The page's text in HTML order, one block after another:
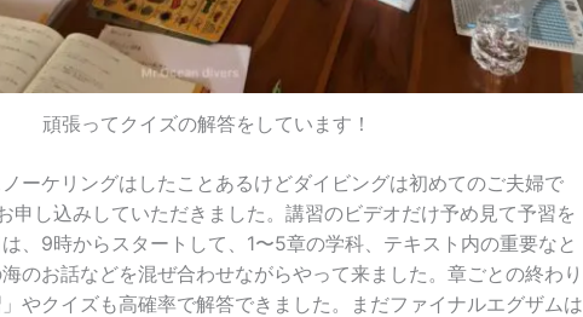
頑張ってクイズの解答をしています！
ーケリングはしたことあるけどダイビングは初めてのご夫婦で
申し込みしていただきました。講習のビデオだけ予め見て予習を
、9時からスタートして、1〜5章の学科、テキスト内の重要なと
のお話などを混ぜ合わせながらやって来ました。章ごとの終わり
やクイズも高確率で解答できました。まだファイナルエグザムは